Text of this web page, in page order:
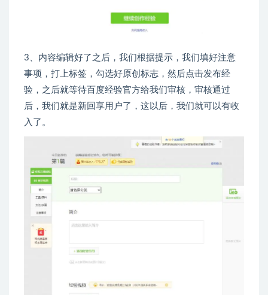
3、内容编辑好了之后，我们根据提示，我们填好注意
事项，打上标签，勾选好原创标志，然后点击发布经
验，之后就等待百度经验官方给我们审核，审核通过
后，我们就是新回享用户了，这以后，我们就可以有收
入了。